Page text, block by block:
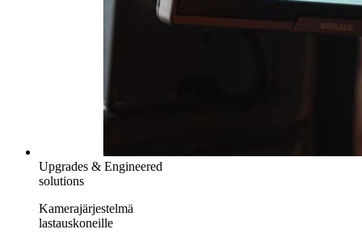
Upgrades & Engineered
solutions
Kamerajärjestelmä
lastauskoneille